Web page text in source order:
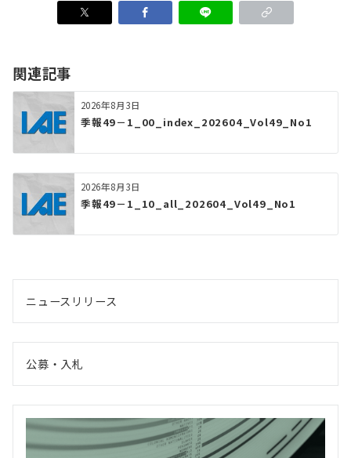
関連記事
2026年8月3日
季報49－1_00_index_202604_Vol49_No1
2026年8月3日
季報49－1_10_all_202604_Vol49_No1
ニュースリリース
公募・入札